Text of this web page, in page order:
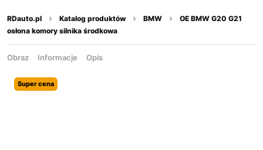
RDauto.pl Katalog produktów BMW
OE BMW G20 G21
osłona komory silnika środkowa
Obraz Informacje Opis
Super cena